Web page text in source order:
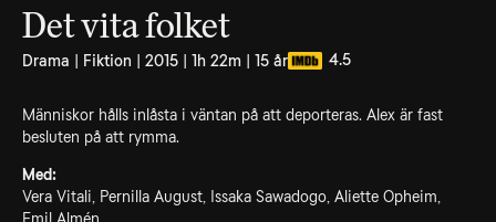
Det vita folket
Drama | Fiktion | 2015 | 1h 22m | 15 år 4.5
Människor hålls inlåsta i väntan på att deporteras. Alex är fast
besluten på att rymma.
Med:
Vera Vitali, Pernilla August, Issaka Sawadogo, Aliette Opheim,